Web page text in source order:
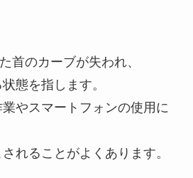
首のカーブが失われ、
態を指します。
やスマートフォンの使用に
れることがよくあります。